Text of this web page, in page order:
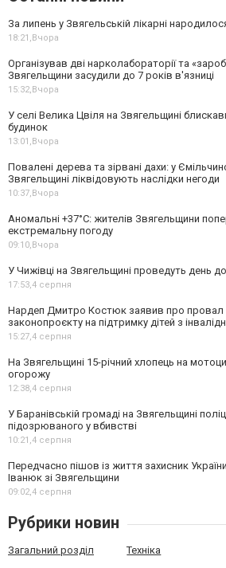
За липень у Звягельській лікарні
18:21, Вчора
Організував дві нарколабораторії та
Звягельщини засудили до 7 років в'язниці
15:32, Вчора
У селі Велика Цвіля на Звягельщині
будинок
13:01, Вчора
Повалені дерева та зірвані дахи: у
Звягельщині ліквідовують наслідки негоди
10:37, Вчора
Аномальні +37°C: жителів Звягельщини
екстремальну погоду
09:10, Вчора
У Чижівці на Звягельщині проведуть день
17:53,4 серпня
Нардеп Дмитро Костюк заявив про провал
законопроєкту на підтримку дітей з
15:27,4 серпня
На Звягельщині 15-річний хлопець на
огорожу
12:38,4 серпня
У Баранівській громаді на Звягельщині
підозрюваного у вбивстві
10:21,4 серпня
Передчасно пішов із життя захисник
Іванюк зі Звягельщини
09:02,4 серпня
Рубрики новин
Загальний розділ Техніка